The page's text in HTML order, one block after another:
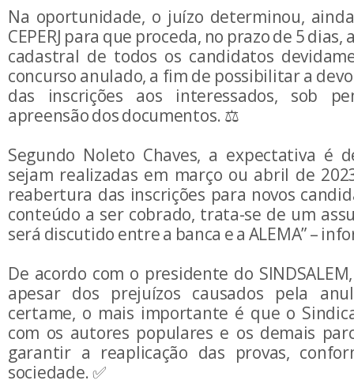
Na oportunidade, o juízo determinou,
CEPERJ para que proceda, no prazo de 5
cadastral de todos os candidatos
concurso anulado, a fim de possibilitar a
das inscrições aos interessados, sob
apreensão dos documentos. ⚖️
Segundo Noleto Chaves, a expectativa é
sejam realizadas em março ou abril de
reabertura das inscrições para novos
conteúdo a ser cobrado, trata-se de um
será discutido entre a banca e a ALEMA” –
De acordo com o presidente do
apesar dos prejuízos causados pela
certame, o mais importante é que o
com os autores populares e os demais
garantir a reaplicação das provas,
sociedade. ✅